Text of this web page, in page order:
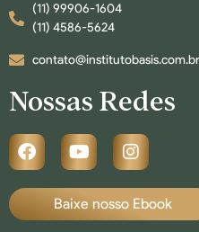
(11) 99906-1604
(11) 4586-5624
contato@institutobasis.com.br
Nossas Redes
Baixe nosso Ebook